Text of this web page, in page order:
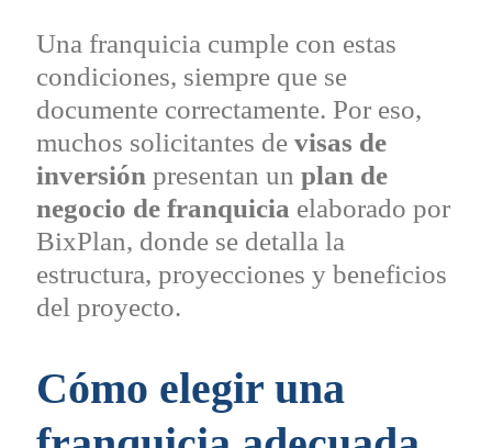
Una franquicia cumple con estas
condiciones, siempre que se
documente correctamente. Por eso,
muchos solicitantes de visas de
inversión presentan un plan de
negocio de franquicia elaborado por
BixPlan, donde se detalla la
estructura, proyecciones y beneficios
del proyecto.
Cómo elegir una